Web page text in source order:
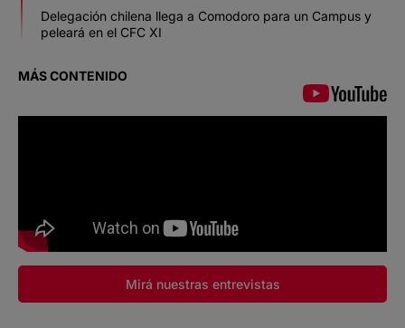
Delegación chilena llega a Comodoro para un Campus y
peleará en el CFC XI
MÁS CONTENIDO
Mirá nuestras entrevistas